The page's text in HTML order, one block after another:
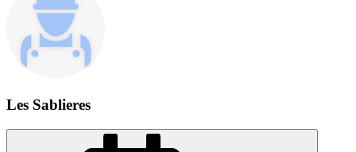
Les Sablieres